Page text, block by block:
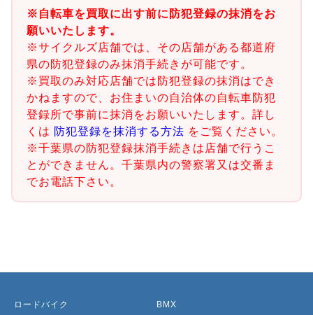
※自転車を買取に出す前に防犯登録の抹消をお
願いいたします。
※サイクルズ店舗では、その店舗がある都道府
県の防犯登録のみ抹消手続きが可能です。
※買取のみ対応店舗では防犯登録の抹消はでき
かねますので、お住まいの自治体の自転車防犯
登録所で事前に抹消をお願いいたします。詳し
くは 防犯登録を抹消する方法 をご覧ください。
※千葉県の防犯登録抹消手続きは店舗で行うこ
とができません。千葉県内の警察署又は交番ま
でお電話下さい。
ロードバイク BMX